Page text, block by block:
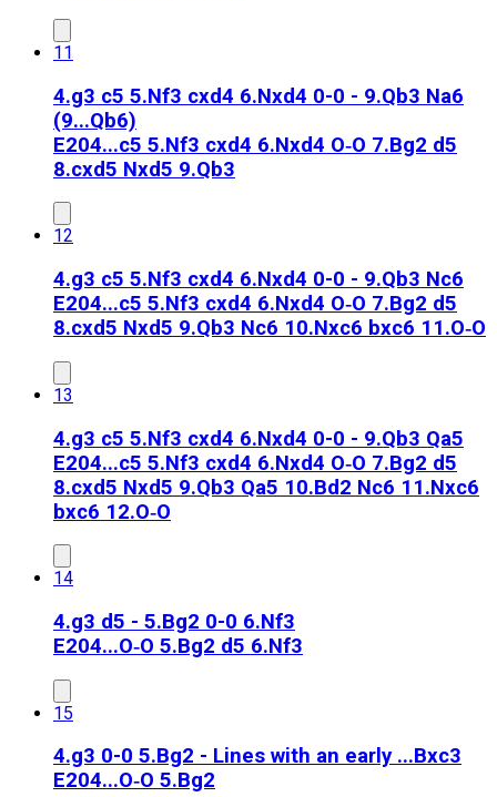
11
4.g3 c5 5.Nf3 cxd4 6.Nxd4 0-0 - 9.Qb3 Na6
(9...Qb6)
E204...c5 5.Nf3 cxd4 6.Nxd4 O‑O 7.Bg2 d5
8.cxd5 Nxd5 9.Qb3
12
4.g3 c5 5.Nf3 cxd4 6.Nxd4 0-0 - 9.Qb3 Nc6
E204...c5 5.Nf3 cxd4 6.Nxd4 O‑O 7.Bg2 d5
8.cxd5 Nxd5 9.Qb3 Nc6 10.Nxc6 bxc6 11.O‑O
13
4.g3 c5 5.Nf3 cxd4 6.Nxd4 0-0 - 9.Qb3 Qa5
E204...c5 5.Nf3 cxd4 6.Nxd4 O‑O 7.Bg2 d5
8.cxd5 Nxd5 9.Qb3 Qa5 10.Bd2 Nc6 11.Nxc6
bxc6 12.O‑O
14
4.g3 d5 - 5.Bg2 0-0 6.Nf3
E204...O‑O 5.Bg2 d5 6.Nf3
15
4.g3 0-0 5.Bg2 - Lines with an early ...Bxc3
E204...O‑O 5.Bg2